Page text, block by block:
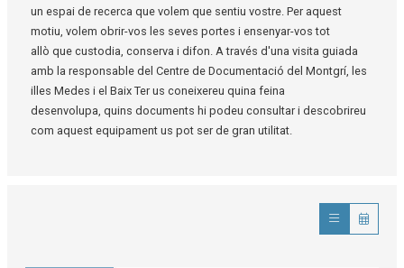
un espai de recerca que volem que sentiu vostre. Per aquest
motiu, volem obrir-vos les seves portes i ensenyar-vos tot
allò que custodia, conserva i difon. A través d'una visita guiada
amb la responsable del Centre de Documentació del Montgrí, les
illes Medes i el Baix Ter us coneixereu quina feina
desenvolupa, quins documents hi podeu consultar i descobrireu
com aquest equipament us pot ser de gran utilitat.